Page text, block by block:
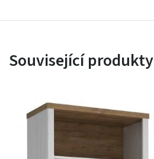
Související produkty